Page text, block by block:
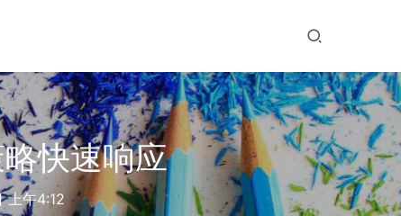
快速响应​
上午4:12